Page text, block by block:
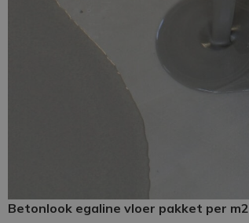
Tegelprimer
Schraaplaag PU
Betonlook egaline vloer pakket per m2